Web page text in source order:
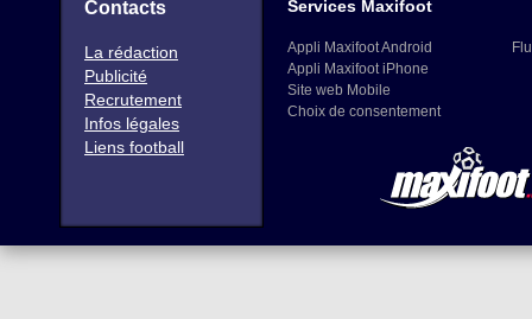
Contacts
La rédaction
Publicité
Recrutement
Infos légales
Liens football
Services Maxifoot
Appli Maxifoot Android
Appli Maxifoot iPhone
Site web Mobile
Choix de consentement